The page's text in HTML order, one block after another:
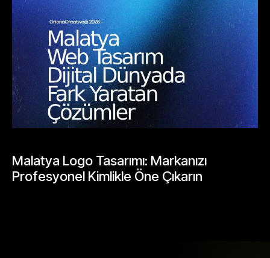
Malatya Logo Tasarımı: Markanızı
Profesyonel Kimlikle Öne Çıkarın